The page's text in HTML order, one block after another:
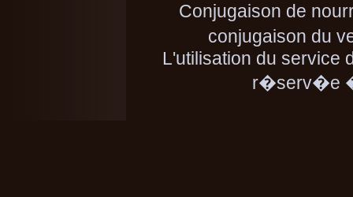
Conjugaison de
conjugaison du
L'utilisation du service
r�serv�e �